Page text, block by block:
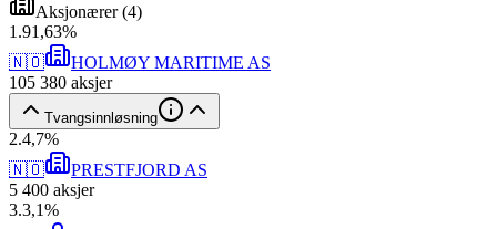
Aksjonærer(4)
1 .91,63%
🇳🇴
HOLMØY MARITIME AS
105 380 aksjer
Tvangsinnløsning
2.4,7%
🇳🇴
PRESTFJORD AS
5 400 aksjer
3.3,1%